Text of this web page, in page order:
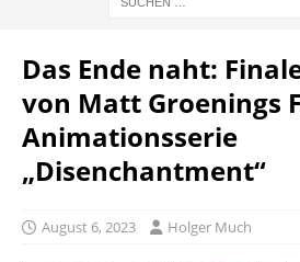
Das Ende naht:
von Matt Groenings
Animationsserie
„Disenchantment“
August 6, 2023 Holger Much